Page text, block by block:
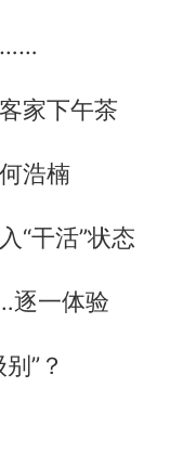
……
家下午茶
浩楠
“干活”状态
逐一体验
”？